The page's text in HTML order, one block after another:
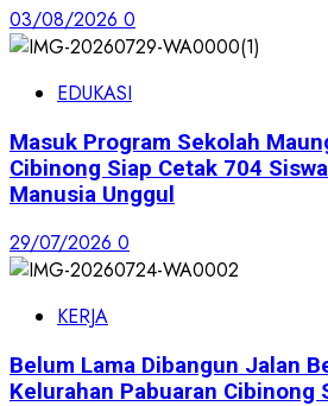
03/08/2026 0
EDUKASI
Masuk Program Sekolah
Cibinong Siap Cetak 704
Manusia Unggul
29/07/2026 0
KERJA
Belum Lama Dibangun Jalan
Kelurahan Pabuaran Cibinong